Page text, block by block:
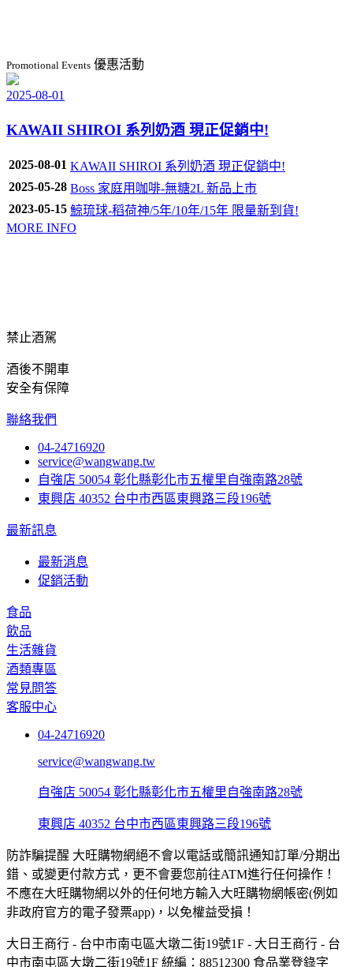
Promotional Events 優惠活動
2025-08-01
KAWAII SHIROI 系列奶酒 現正促銷中!
2025-08-01 KAWAII SHIROI 系列奶酒 現正促銷中!
2025-05-28 Boss 家庭用咖啡-無糖2L 新品上市
2023-05-15 鯨琉球-稻荷神/5年/10年/15年 限量新到貨!
MORE INFO
禁止酒駕
酒後不開車
安全有保障
聯絡我們
04-24716920
service@wangwang.tw
自強店 50054 彰化縣彰化市五權里自強南路28號
東興店 40352 台中市西區東興路三段196號
最新訊息
最新消息
促銷活動
食品
飲品
生活雜貨
酒類專區
常見問答
客服中心
04-24716920
service@wangwang.tw
自強店 50054 彰化縣彰化市五權里自強南路28號
東興店 40352 台中市西區東興路三段196號
防詐騙提醒 大旺購物網絕不會以電話或簡訊通知訂單/分期出
錯、或變更付款方式，更不會要您前往ATM進行任何操作！
不應在大旺購物網以外的任何地方輸入大旺購物網帳密(例如
非政府官方的電子發票app)，以免權益受損！
大日王商行 - 台中市南屯區大墩二街19號1F - 大日王商行 - 台
中市南屯區大墩二街19號1F 統編：88512300 食品業登錄字